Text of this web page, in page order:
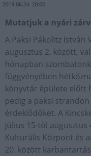
2019.06.24. 20:00
Mutatjuk a nyári
A Paksi Pákolitz István
augusztus 2. között,
hónapban
függvényében
könyvtár épülete előtt
pedig a paksi
érdeklődőket. A
július 15-től augusztus
Kulturális Központ és
20. között